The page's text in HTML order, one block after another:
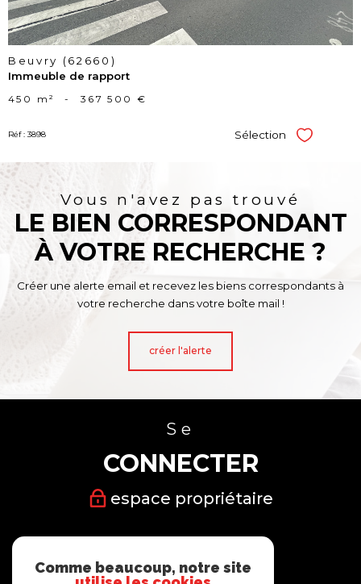
Beuvry (62660)
Immeuble de rapport
450 m² - 367 500 €
Réf : 3898 Sélection Sélectionner
Vous n'avez pas trouvé
LE BIEN CORRESPONDANT
À VOTRE RECHERCHE ?
Créer une alerte email et recevez les biens correspondants à
votre recherche dans votre boîte mail !
créer l'alerte
Se
CONNECTER
espace propriétaire
Comme beaucoup, notre site